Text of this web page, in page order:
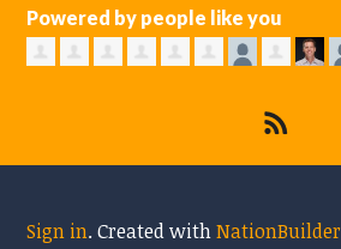
Powered by people like you
Sign in.Created withNationBuilder